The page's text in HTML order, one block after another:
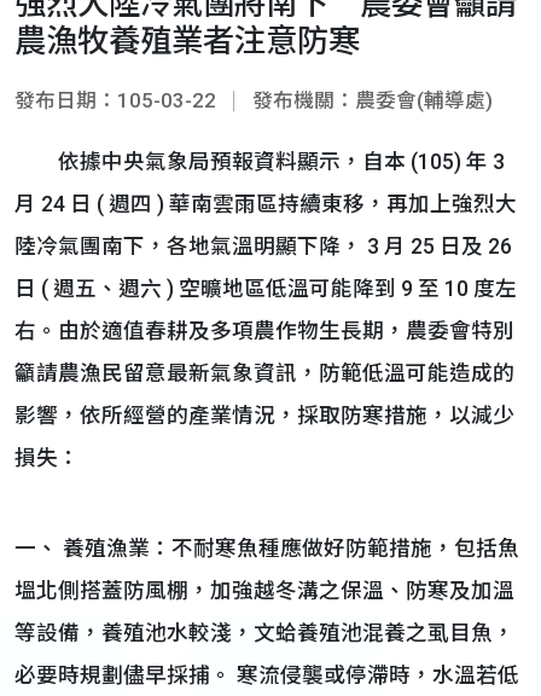
農漁牧養殖業者注意防寒
發布日期：105-03-22 發布機關：農委會(輔導處)
依據中央氣象局預報資料顯示，自本 (105) 年 3
月 24 日 ( 週四 ) 華南雲雨區持續東移，再加上強烈大
陸冷氣團南下，各地氣溫明顯下降， 3 月 25 日及 26
日 ( 週五、週六 ) 空曠地區低溫可能降到 9 至 10 度左
右。由於適值春耕及多項農作物生長期，農委會特別
籲請農漁民留意最新氣象資訊，防範低溫可能造成的
影響，依所經營的產業情況，採取防寒措施，以減少
損失：
一、 養殖漁業：不耐寒魚種應做好防範措施，包括魚
塭北側搭蓋防風棚，加強越冬溝之保溫、防寒及加溫
等設備，養殖池水較淺，文蛤養殖池混養之虱目魚，
必要時規劃儘早採捕。 寒流侵襲或停滯時，水溫若低